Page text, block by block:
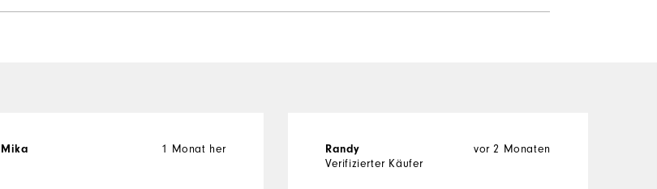
1 Monat her
Mika vor 2 Monaten
Randy
Verifizierter Käufer